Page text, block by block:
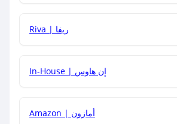
جمع كود خصم مع العروض الأخرى؟
Riva | ريفا
In-House | إن هاوس
Amazon | أمازون